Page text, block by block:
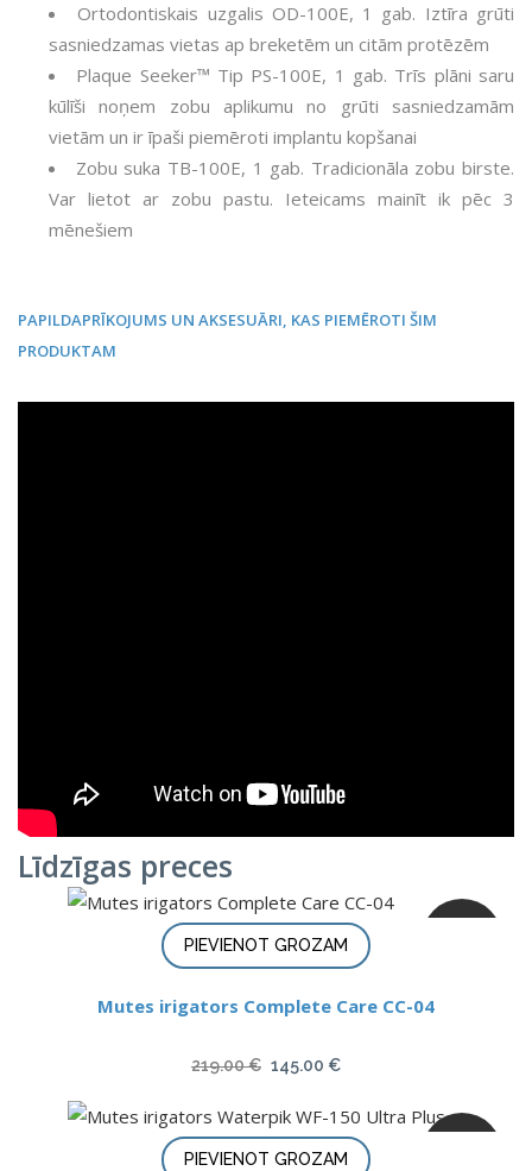
Ortodontiskais uzgalis OD-100E, 1 gab. Iztīra grūti
sasniedzamas vietas ap breketēm un citām protēzēm
Plaque Seeker™ Tip PS-100E, 1 gab. Trīs plāni saru
kūlīši noņem zobu aplikumu no grūti sasniedzamām
vietām un ir īpaši piemēroti implantu kopšanai
Zobu suka TB-100E, 1 gab. Tradicionāla zobu birste.
Var lietot ar zobu pastu. Ieteicams mainīt ik pēc 3
mēnešiem
PAPILDAPRĪKOJUMS UN AKSESUĀRI, KAS PIEMĒROTI ŠIM
PRODUKTAM
Līdzīgas preces
PIEVIENOT GROZAM
Mutes irigators Complete Care CC-04
219.00€ Original
was:
219.00 €.
145.00 €Current
is:
145.00 €.
PIEVIENOT GROZAM